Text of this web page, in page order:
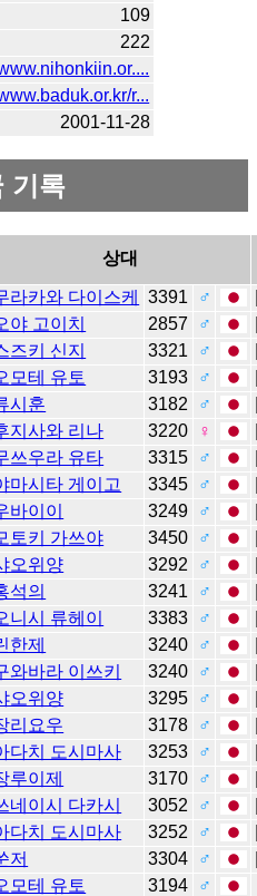
109
222
r...
2001-11-28
기록
상대
라카와 다이스케 3391 ♂
야 고이치 2857 ♂
즈키 신지 3321 ♂
모테 유토 3193 ♂
시훈 3182 ♂
지사와 리나 3220 ♀
쓰우라 유타 3315 ♂
마시타 게이고 3345 ♂
바이이 3249 ♂
토키 가쓰야 3450 ♂
오위양 3292 ♂
석의 3241 ♂
니시 류헤이 3383 ♂
한제 3240 ♂
와바라 이쓰키 3240 ♂
오위양 3295 ♂
리요우 3178 ♂
다치 도시마사 3253 ♂
루이제 3170 ♂
네이시 다카시 3052 ♂
다치 도시마사 3252 ♂
저 3304 ♂
모테 유토 3194
♂